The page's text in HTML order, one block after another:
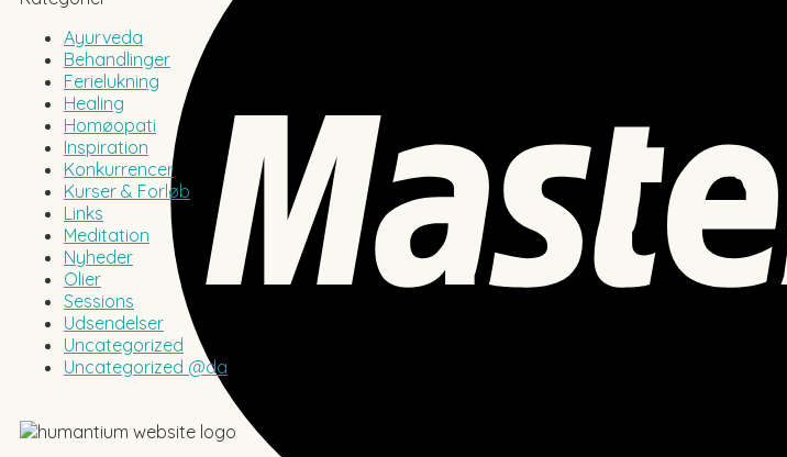
Ayurveda
Behandlinger
Ferielukning
Healing
Homøopati
Inspiration
Konkurrencer
Kurser & Forløb
Links
Meditation
Nyheder
Olier
Sessions
Udsendelser
Uncategorized
Uncategorized @da